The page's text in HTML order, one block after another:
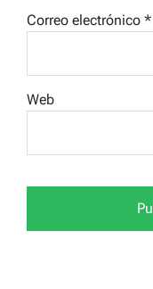
Correo electrónico *
Web